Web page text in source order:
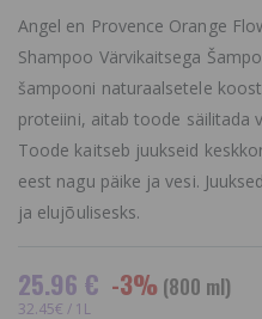
Angel en Provence Orange
Shampoo Värvikaitsega
šampooni naturaalsetele
proteiini, aitab toode säilitada
Toode kaitseb juukseid
eest nagu päike ja vesi.
ja elujõulisesks.
25.96 € -3% (800 ml)
32.45€ / 1L